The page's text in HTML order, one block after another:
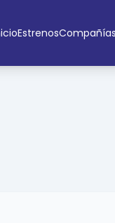
EstrenosCompañías